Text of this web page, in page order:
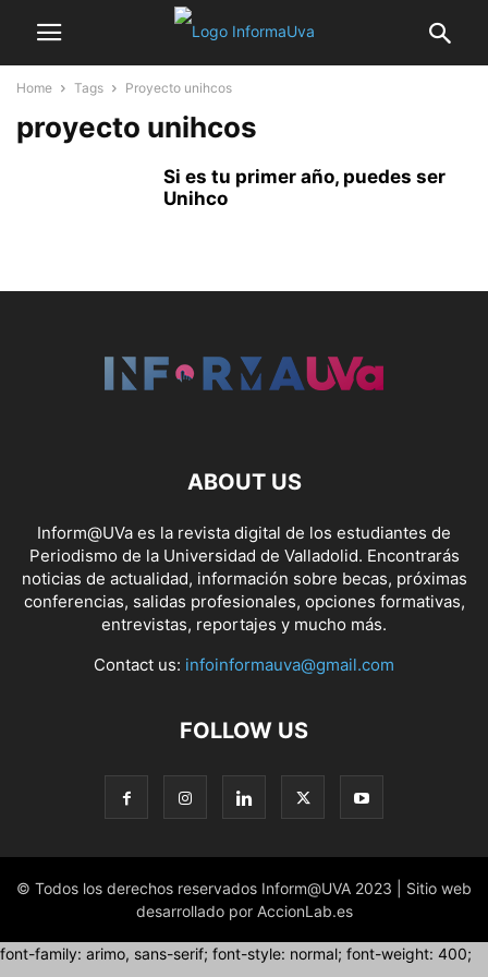
Home Tags Proyecto unihcos
proyecto unihcos
Si es tu primer año, puedes ser
Unihco
ABOUT US
Inform@UVa es la revista digital de los estudiantes de
Periodismo de la Universidad de Valladolid. Encontrarás
noticias de actualidad, información sobre becas, próximas
conferencias, salidas profesionales, opciones formativas,
entrevistas, reportajes y mucho más.
Contact us: infoinformauva@gmail.com
FOLLOW US
© Todos los derechos reservados Inform@UVA 2023 | Sitio web
desarrollado por AccionLab.es
font-family: arimo, sans-serif; font-style: normal; font-weight: 400;